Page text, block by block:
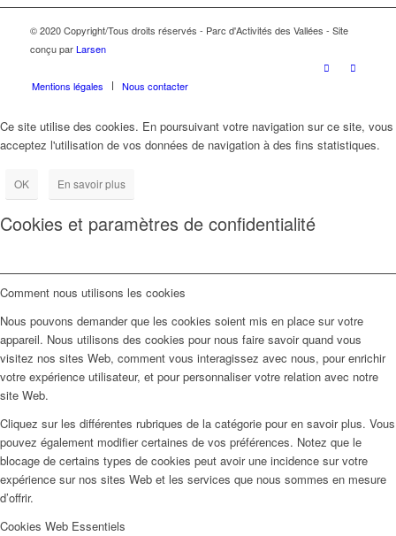
© 2020 Copyright/Tous droits réservés - Parc d'Activités des Vallées - Site
conçu parLarsen
Mentions légales Nous contacter
Ce site utilise des cookies. En poursuivant votre navigation sur ce site, vous
acceptez l'utilisation de vos données de navigation à des fins statistiques.
OK En savoir plus
Cookies et paramètres de confidentialité
Comment nous utilisons les cookies
Nous pouvons demander que les cookies soient mis en place sur votre
appareil. Nous utilisons des cookies pour nous faire savoir quand vous
visitez nos sites Web, comment vous interagissez avec nous, pour enrichir
votre expérience utilisateur, et pour personnaliser votre relation avec notre
site Web.
Cliquez sur les différentes rubriques de la catégorie pour en savoir plus. Vous
pouvez également modifier certaines de vos préférences. Notez que le
blocage de certains types de cookies peut avoir une incidence sur votre
expérience sur nos sites Web et les services que nous sommes en mesure
d’offrir.
Cookies Web Essentiels